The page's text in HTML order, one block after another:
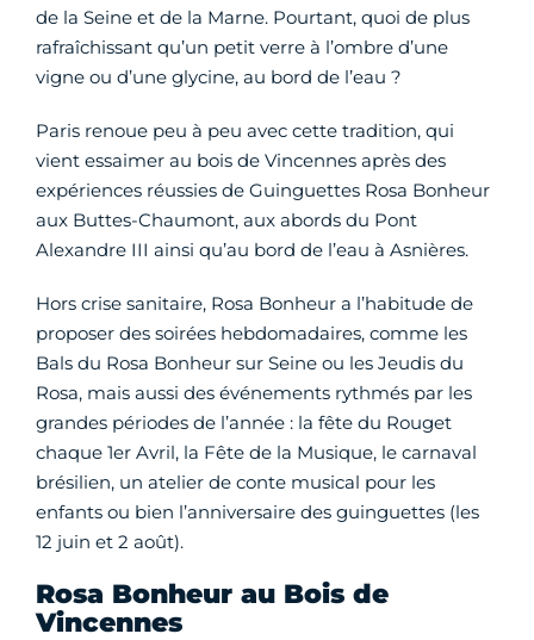
de la Seine et de la Marne. Pourtant, quoi de plus
rafraîchissant qu’un petit verre à l’ombre d’une
vigne ou d’une glycine, au bord de l’eau ?
Paris renoue peu à peu avec cette tradition, qui
vient essaimer au bois de Vincennes après des
expériences réussies de Guinguettes Rosa Bonheur
aux Buttes-Chaumont, aux abords du Pont
Alexandre III ainsi qu’au bord de l’eau à Asnières.
Hors crise sanitaire, Rosa Bonheur a l’habitude de
proposer des soirées hebdomadaires, comme les
Bals du Rosa Bonheur sur Seine ou les Jeudis du
Rosa, mais aussi des événements rythmés par les
grandes périodes de l’année : la fête du Rouget
chaque 1er Avril, la Fête de la Musique, le carnaval
brésilien, un atelier de conte musical pour les
enfants ou bien l’anniversaire des guinguettes (les
12 juin et 2 août).
Rosa Bonheur au Bois de
Vincennes